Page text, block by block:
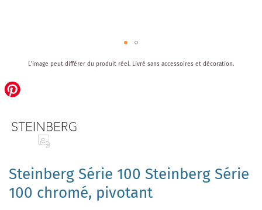
Steinberg Série 100 Steinberg Série
100 chromé, pivotant
the
beginning
images
L'image peut différer du produit réel. Livré sans accessoires et décoration.